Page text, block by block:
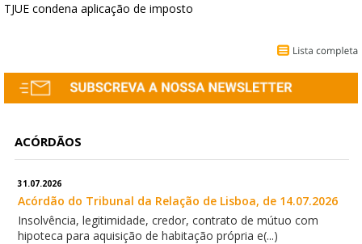
TJUE condena aplicação de imposto
ACÓRDÃOS
31.07.2026
Acórdão do Tribunal da Relação de Lisboa, de 14.07.2026
Insolvência, legitimidade, credor, contrato de mútuo com
hipoteca para aquisição de habitação própria e(...)